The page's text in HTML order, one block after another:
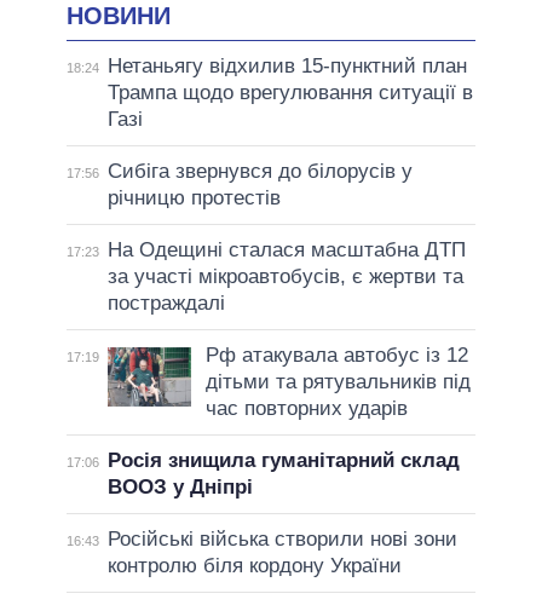
НОВИНИ
18:24
Нетаньягу відхилив 15-пунктний план
Трампа щодо врегулювання ситуації в
Газі
17:56
Сибіга звернувся до білорусів у
річницю протестів
17:23
На Одещині сталася масштабна ДТП
за участі мікроавтобусів, є жертви та
постраждалі
17:19
Рф атакувала автобус із 12
дітьми та рятувальників під
час повторних ударів
17:06
Росія знищила гуманітарний склад
ВООЗ у Дніпрі
16:43
Російські війська створили нові зони
контролю біля кордону України